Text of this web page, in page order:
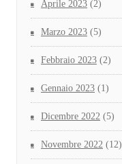
Aprile 2023 (2)
Marzo 2023 (5)
Febbraio 2023 (2)
Gennaio 2023 (1)
Dicembre 2022 (5)
Novembre 2022 (12)